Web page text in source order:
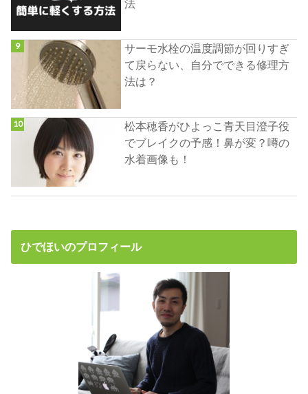
法
サーモ水栓の温度調節が回りすぎ
て戻らない、自分でできる修理方
法は？
松本穂香がひよっこ青天目澄子役
でブレイクの予感！鼻が変？噂の
水着画像も！
ひでほいのプロフィール